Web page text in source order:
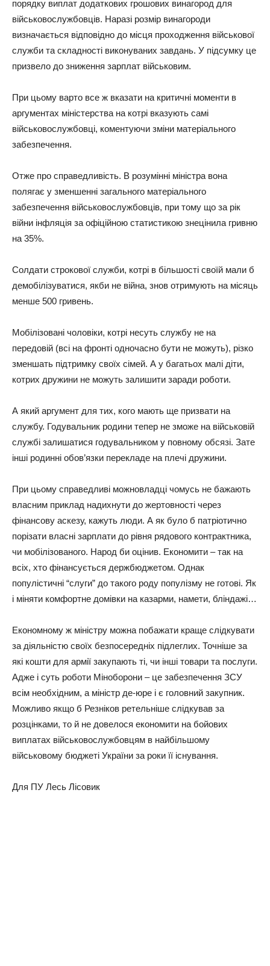
порядку виплат додаткових грошових винагород для
військовослужбовців. Наразі розмір винагороди
визначається відповідно до місця проходження військової
служби та складності виконуваних завдань. У підсумку це
призвело до зниження зарплат військовим.
При цьому варто все ж вказати на критичні моменти в
аргументах міністерства на котрі вказують самі
військовослужбовці, коментуючи зміни матеріального
забезпечення.
Отже про справедливість. В розумінні міністра вона
полягає у зменшенні загального матеріального
забезпечення військовослужбовців, при тому що за рік
війни інфляція за офіційною статистикою знецінила гривню
на 35%.
Солдати строкової служби, котрі в більшості своїй мали б
демобілізуватися, якби не війна, знов отримують на місяць
менше 500 гривень.
Мобілізовані чоловіки, котрі несуть службу не на
передовій (всі на фронті одночасно бути не можуть), різко
зменшать підтримку своїх сімей. А у багатьох малі діти,
котрих дружини не можуть залишити заради роботи.
А який аргумент для тих, кого мають ще призвати на
службу. Годувальник родини тепер не зможе на військовій
службі залишатися годувальником у повному обсязі. Зате
інші родинні обов’язки перекладе на плечі дружини.
При цьому справедливі можновладці чомусь не бажають
власним приклад надихнути до жертовності через
фінансову аскезу, кажуть люди. А як було б патріотично
порізати власні зарплати до рівня рядового контрактника,
чи мобілізованого. Народ би оцінив. Економити – так на
всіх, хто фінансується держбюджетом. Однак
популістичні “слуги” до такого роду популізму не готові. Як
і міняти комфортне домівки на казарми, намети, бліндажі…
Економному ж міністру можна побажати краще слідкувати
за діяльністю своїх безпосередніх підлеглих. Точніше за
які кошти для армії закупають ті, чи інші товари та послуги.
Адже і суть роботи Міноборони – це забезпечення ЗСУ
всім необхідним, а міністр де-юре і є головний закупник.
Можливо якщо б Резніков ретельніше слідкував за
розцінками, то й не довелося економити на бойових
виплатах військовослужбовцям в найбільшому
військовому бюджеті України за роки її існування.
Для ПУ Лесь Лісовик